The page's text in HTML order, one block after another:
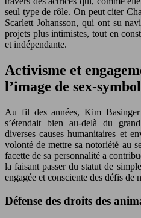
seul type de rôle. On peut citer
Scarlett Johansson, qui ont su
projets plus intimistes, tout en
et indépendante.
Activisme et
l’image de sex-symbol
Au fil des années, Kim
s’étendait bien au-delà du
diverses causes humanitaires et
volonté de mettre sa notoriété au
facette de sa personnalité a
la faisant passer du statut de
engagée et consciente des défis de
Défense des droits des